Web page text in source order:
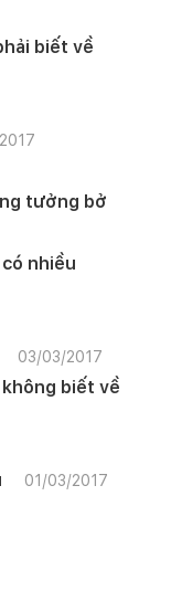
biết về
tưởng bở
nhiều
03/03/2017
biết về
01/03/2017